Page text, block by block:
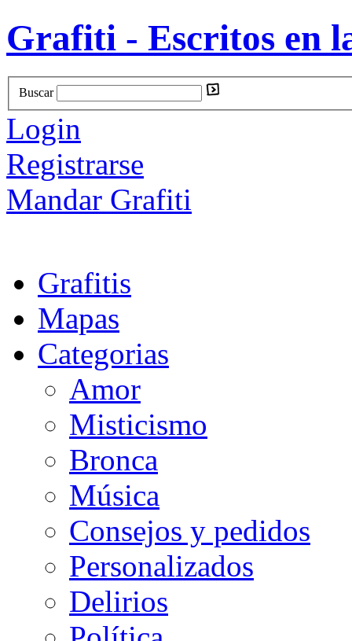
Grafiti - Escritos en
Buscar
Login
Registrarse
Mandar Grafiti
Grafitis
Mapas
Categorias
Amor
Misticismo
Bronca
Música
Consejos y pedidos
Personalizados
Delirios